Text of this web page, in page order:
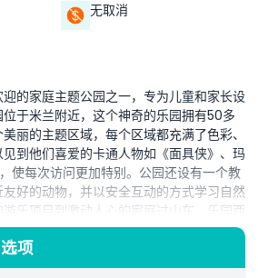
无取消
的家庭主题公园之一，专为儿童和家长设
于米兰附近，这个神奇的乐园拥有50多
丽的主题区域，每个区域都充满了色彩、
到他们喜爱的卡通人物如《面具侠》、玛
使每次访问更加特别。公园还设有一个教
好的动物，并以安全互动的方式学习自然
乐项目到激动人心的家庭过山车，乐园西
。家庭还可享受优良设施，如托儿所、婴儿
味意大利美食的餐厅，满足您轻松无忧的一
旅行还是米兰附近一日游，乐园西亚主题公
项